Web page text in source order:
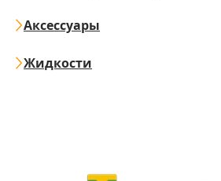
Аксессуары
Жидкости